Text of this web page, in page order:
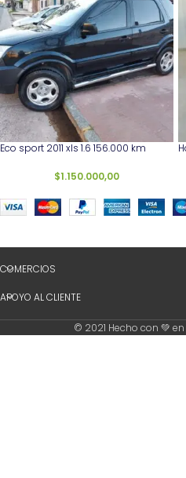
Eco sport 2011 xls 1.6 156.000 km
$1.150.000,00
COMERCIOS
APOYO AL CLIENTE
© 2021 Hecho con 💚